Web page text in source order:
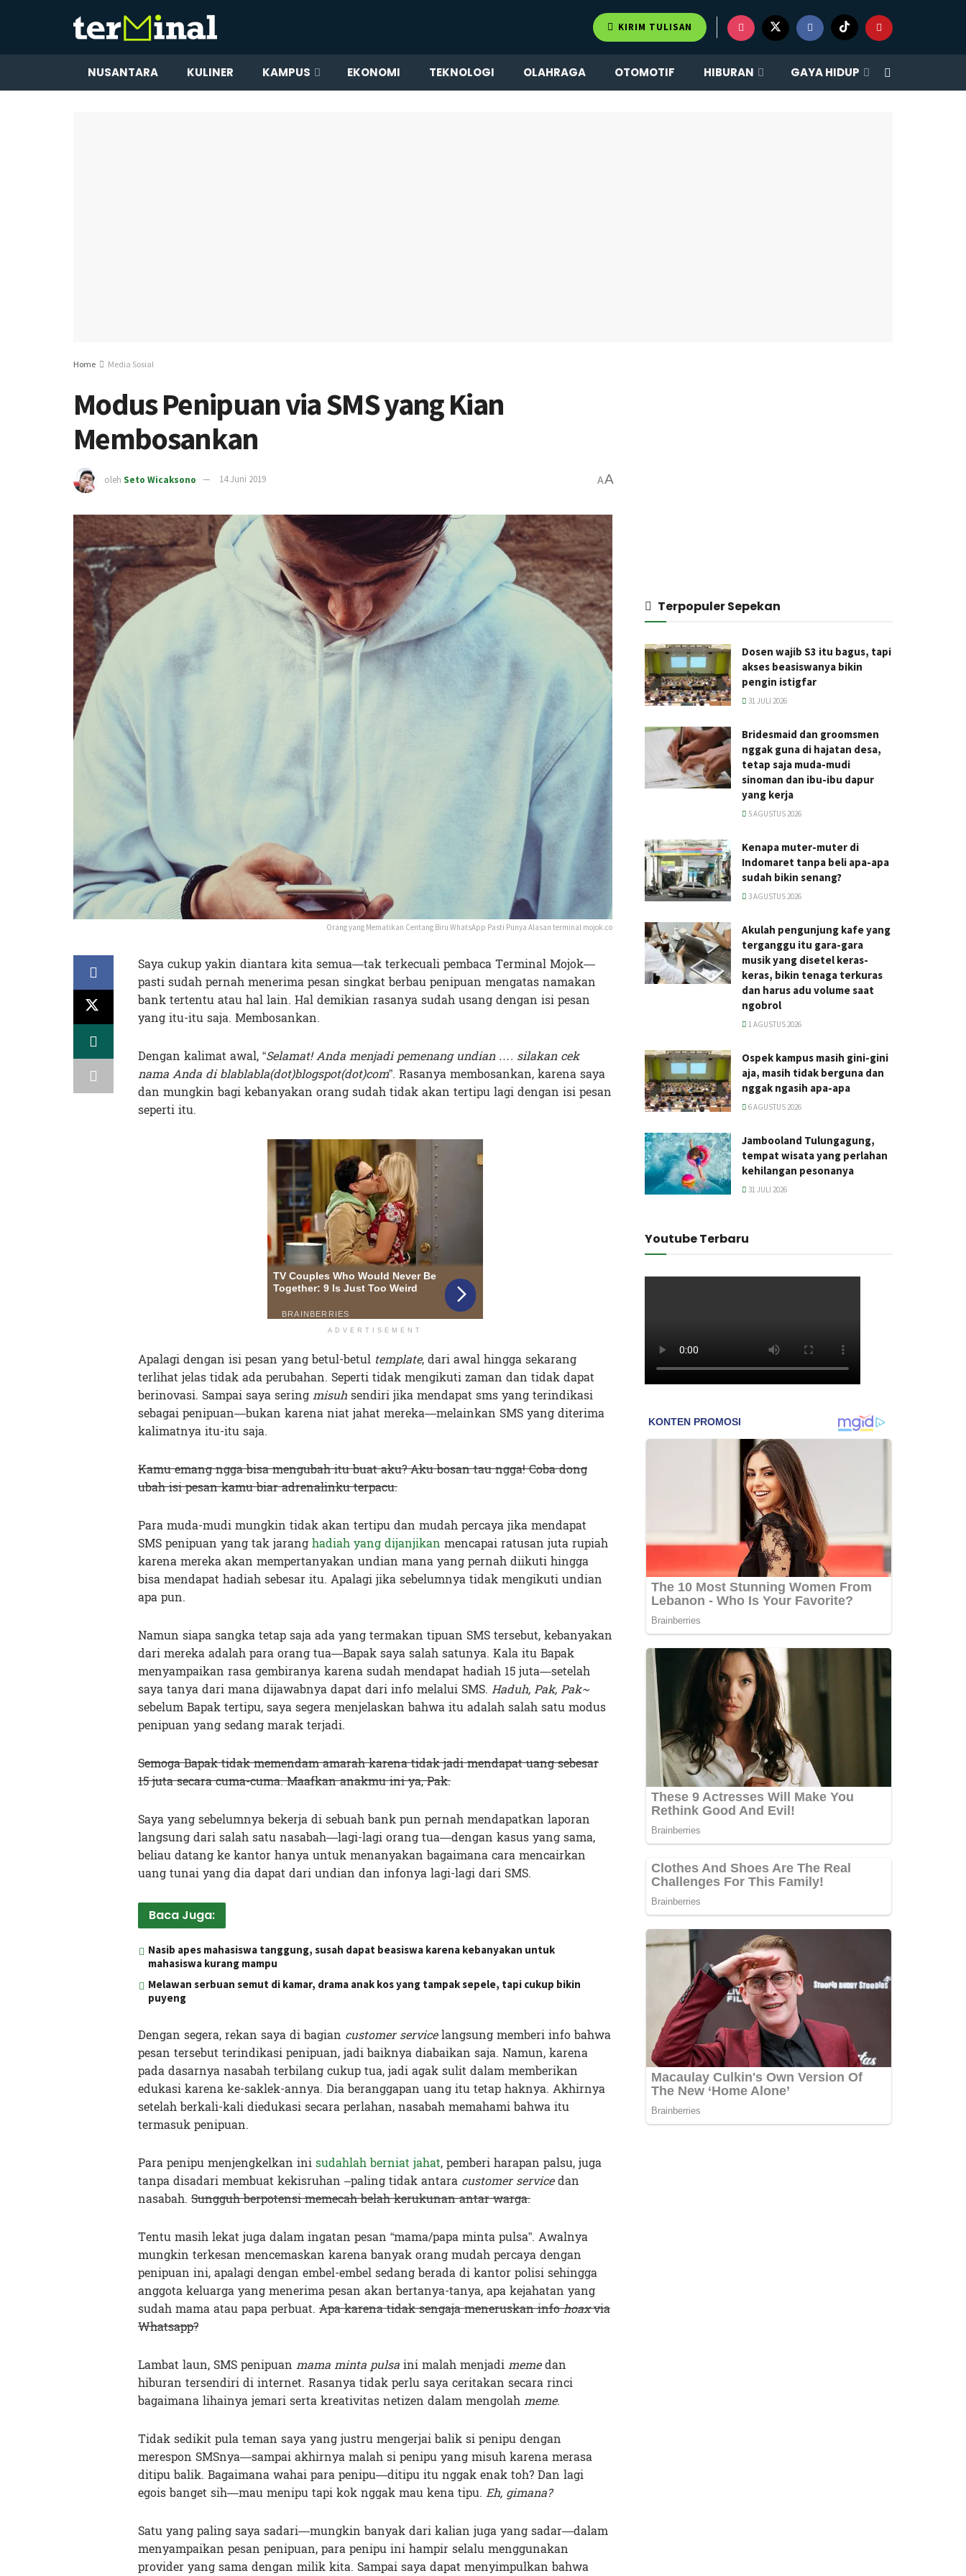
KIRIM TULISAN
NUSANTARA KULINER KAMPUS EKONOMI TEKNOLOGI OLAHRAGA OTOMOTIF HIBURAN GAYA HIDUP
Home Media Sosial
Modus Penipuan via SMS yang Kian
Membosankan
oleh Seto Wicaksono 14 Juni 2019 AA
Orang yang Mematikan Centang Biru WhatsApp Pasti Punya Alasan terminal mojok.co
Saya cukup yakin diantara kita semua—tak terkecuali pembaca Terminal Mojok—
pasti sudah pernah menerima pesan singkat berbau penipuan mengatas namakan
bank tertentu atau hal lain. Hal demikian rasanya sudah usang dengan isi pesan
yang itu-itu saja. Membosankan.
Dengan kalimat awal, “Selamat! Anda menjadi pemenang undian …. silakan cek
nama Anda di blablabla(dot)blogspot(dot)com”. Rasanya membosankan, karena saya
dan mungkin bagi kebanyakan orang sudah tidak akan tertipu lagi dengan isi pesan
seperti itu.
ADVERTISEMENT
Apalagi dengan isi pesan yang betul-betul template, dari awal hingga sekarang
terlihat jelas tidak ada perubahan. Seperti tidak mengikuti zaman dan tidak dapat
berinovasi. Sampai saya seringmisuhsendiri jika mendapat sms yang terindikasi
sebagai penipuan—bukan karena niat jahat mereka—melainkan SMS yang diterima
kalimatnya itu-itu saja.
Kamu emang ngga bisa mengubah itu buat aku? Aku bosan tau ngga! Coba dong
ubah isi pesan kamu biar adrenalinku terpacu.
Para muda-mudi mungkin tidak akan tertipu dan mudah percaya jika mendapat
SMS penipuan yang tak jaranghadiah yang dijanjikan mencapai ratusan juta rupiah
karena mereka akan mempertanyakan undian mana yang pernah diikuti hingga
bisa mendapat hadiah sebesar itu. Apalagi jika sebelumnya tidak mengikuti undian
apa pun.
Namun siapa sangka tetap saja ada yang termakan tipuan SMS tersebut, kebanyakan
dari mereka adalah para orang tua—Bapak saya salah satunya. Kala itu Bapak
menyampaikan rasa gembiranya karena sudah mendapat hadiah 15 juta—setelah
saya tanya dari mana dijawabnya dapat dari info melalui SMS. Haduh, Pak, Pak~
sebelum Bapak tertipu, saya segera menjelaskan bahwa itu adalah salah satu modus
penipuan yang sedang marak terjadi.
Semoga Bapak tidak memendam amarah karena tidak jadi mendapat uang sebesar
15 juta secara cuma-cuma. Maafkan anakmu ini ya, Pak.
Saya yang sebelumnya bekerja di sebuah bank pun pernah mendapatkan laporan
langsung dari salah satu nasabah—lagi-lagi orang tua—dengan kasus yang sama,
beliau datang ke kantor hanya untuk menanyakan bagaimana cara mencairkan
uang tunai yang dia dapat dari undian dan infonya lagi-lagi dari SMS.
Baca Juga:
Nasib apes mahasiswa tanggung, susah dapat beasiswa karena kebanyakan untuk
mahasiswa kurang mampu
Melawan serbuan semut di kamar, drama anak kos yang tampak sepele, tapi cukup bikin
puyeng
Dengan segera, rekan saya di bagian customer servicelangsung memberi info bahwa
pesan tersebut terindikasi penipuan, jadi baiknya diabaikan saja. Namun, karena
pada dasarnya nasabah terbilang cukup tua, jadi agak sulit dalam memberikan
edukasi karena ke-saklek-annya. Dia beranggapan uang itu tetap haknya. Akhirnya
setelah berkali-kali diedukasi secara perlahan, nasabah memahami bahwa itu
termasuk penipuan.
Para penipu menjengkelkan inisudahlah berniat jahat, pemberi harapan palsu, juga
tanpa disadari membuat kekisruhan –paling tidak antara customer servicedan
nasabah. Sungguh berpotensi memecah belah kerukunan antar warga.
Tentu masih lekat juga dalam ingatan pesan “mama/papa minta pulsa”. Awalnya
mungkin terkesan mencemaskan karena banyak orang mudah percaya dengan
penipuan ini, apalagi dengan embel-embel sedang berada di kantor polisi sehingga
anggota keluarga yang menerima pesan akan bertanya-tanya, apa kejahatan yang
sudah mama atau papa perbuat. Apa karena tidak sengaja meneruskan infohoaxvia
Whatsapp?
Lambat laun, SMS penipuan mama minta pulsaini malah menjadimemedan
hiburan tersendiri di internet. Rasanya tidak perlu saya ceritakan secara rinci
bagaimana lihainya jemari serta kreativitas netizen dalam mengolahmeme.
Tidak sedikit pula teman saya yang justru mengerjai balik si penipu dengan
merespon SMSnya—sampai akhirnya malah si penipu yang misuh karena merasa
ditipu balik. Bagaimana wahai para penipu—ditipu itu nggak enak toh? Dan lagi
egois banget sih—mau menipu tapi kok nggak mau kena tipu. Eh, gimana?
Satu yang paling saya sadari—mungkin banyak dari kalian juga yang sadar—dalam
menyampaikan pesan penipuan, para penipu ini hampir selalu menggunakan
provider yang sama dengan milik kita. Sampai saya dapat menyimpulkan bahwa
Terpopuler Sepekan
Dosen wajib S3 itu bagus, tapi
akses beasiswanya bikin
pengin istigfar
31 JULI 2026
Bridesmaid dan groomsmen
nggak guna di hajatan desa,
tetap saja muda-mudi
sinoman dan ibu-ibu dapur
yang kerja
5 AGUSTUS 2026
Kenapa muter-muter di
Indomaret tanpa beli apa-apa
sudah bikin senang?
3 AGUSTUS 2026
Akulah pengunjung kafe yang
terganggu itu gara-gara
musik yang disetel keras-
keras, bikin tenaga terkuras
dan harus adu volume saat
ngobrol
1 AGUSTUS 2026
Ospek kampus masih gini-gini
aja, masih tidak berguna dan
nggak ngasih apa-apa
6 AGUSTUS 2026
Jambooland Tulungagung,
tempat wisata yang perlahan
kehilangan pesonanya
31 JULI 2026
Youtube Terbaru